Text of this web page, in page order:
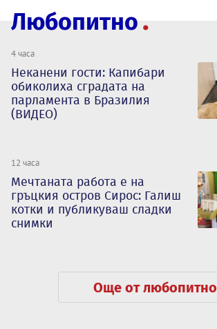
Любопитно
4 часа
Неканени гости: Капибари
обиколиха сградата на
парламента в Бразилия
(ВИДЕО)
12 часа
Мечтаната работа е на
гръцкия остров Сирос: Галиш
котки и публикуваш сладки
снимки
Още от любопитно